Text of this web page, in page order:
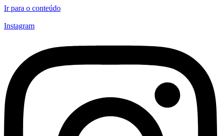
Ir para o conteúdo
Instagram